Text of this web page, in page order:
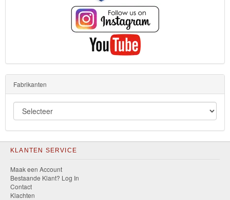
Fabrikanten
KLANTEN SERVICE
Maak een Account
Bestaande Klant? Log In
Contact
Klachten